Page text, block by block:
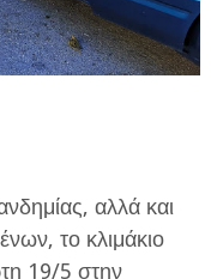
αλλά και
το κλιμάκιο
19/5 στην